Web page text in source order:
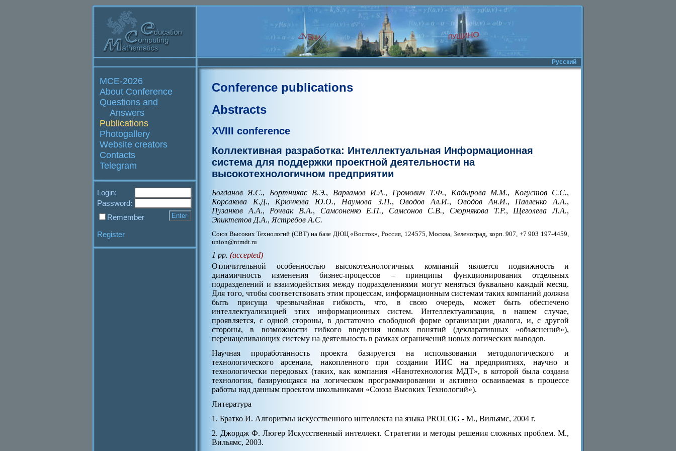
Русский
MCE-2026
About Conference
Questions and
Answers
Publications
Photogallery
Website creators
Contacts
Telegram
Login:
Password:
Remember
Register
Conference publications
Abstracts
XVIII conference
Коллективная разработка: Интеллектуальная Информационная
система для поддержки проектной деятельности на
высокотехнологичном предприятии
Богданов Я.С., Бортникас В.Э., Варламов И.А., Громович Т.Ф., Кадырова М.М., Когустов С.С.,
Корсакова К.Д., Крючкова Ю.О., Наумова З.П., Оводов Ал.И., Оводов Ан.И., Павленко А.А.,
Пузанков А.А., Рочвак В.А., Самсоненко Е.П., Самсонов С.В., Скорнякова Т.Р., Щеголева Л.А.,
Эпиктетов Д.А., Ястребов А.С.
Союз Высоких Технологий (СВТ) на базе ДЮЦ «Восток», Россия, 124575, Москва, Зеленоград, корп. 907, +7 903 197-4459,
union@ntmdt.ru
1 pp. (accepted)
Отличительной особенностью высокотехнологичных компаний является подвижность и
динамичность изменения бизнес-процессов – принципы функционирования отдельных
подразделений и взаимодействия между подразделениями могут меняться буквально каждый месяц.
Для того, чтобы соответствовать этим процессам, информационным системам таких компаний должна
быть присуща чрезвычайная гибкость, что, в свою очередь, может быть обеспечено
интеллектуализацией этих информационных систем. Интеллектуализация, в нашем случае,
проявляется, с одной стороны, в достаточно свободной форме организации диалога, и, с другой
стороны, в возможности гибкого введения новых понятий (декларативных «объяснений»),
перенацеливающих систему на деятельность в рамках ограничений новых логических выводов.
Научная проработанность проекта базируется на использовании методологического и
технологического арсенала, накопленного при создании ИИС на предприятиях, научно и
технологически передовых (таких, как компания «Нанотехнология МДТ», в которой была создана
технология, базирующаяся на логическом программировании и активно осваиваемая в процессе
работы над данным проектом школьниками «Союза Высоких Технологий»).
Литература
1. Братко И. Алгоритмы искусственного интеллекта на языка PROLOG - М., Вильямс, 2004 г.
2. Джордж Ф. Люгер Искусственный интеллект. Стратегии и методы решения сложных проблем. М.,
Вильямс, 2003.